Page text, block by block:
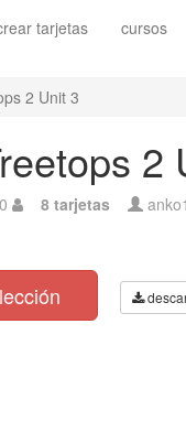
tarjetas cursos
2 Unit 3
2
0 8 tarjetas